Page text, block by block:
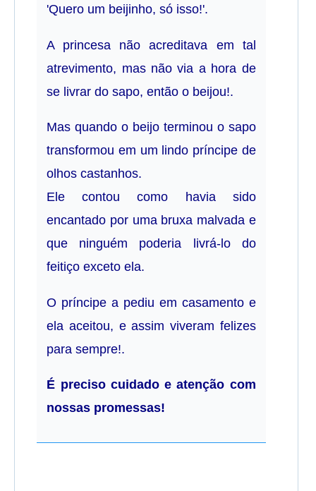
'Quero um beijinho, só isso!'.
A princesa não acreditava em tal
atrevimento, mas não via a hora de
se livrar do sapo, então o beijou!.
Mas quando o beijo terminou o sapo
transformou em um lindo príncipe de
olhos castanhos.
Ele contou como havia sido
encantado por uma bruxa malvada e
que ninguém poderia livrá-lo do
feitiço exceto ela.
O príncipe a pediu em casamento e
ela aceitou, e assim viveram felizes
para sempre!.
É preciso cuidado e atenção com
nossas promessas!